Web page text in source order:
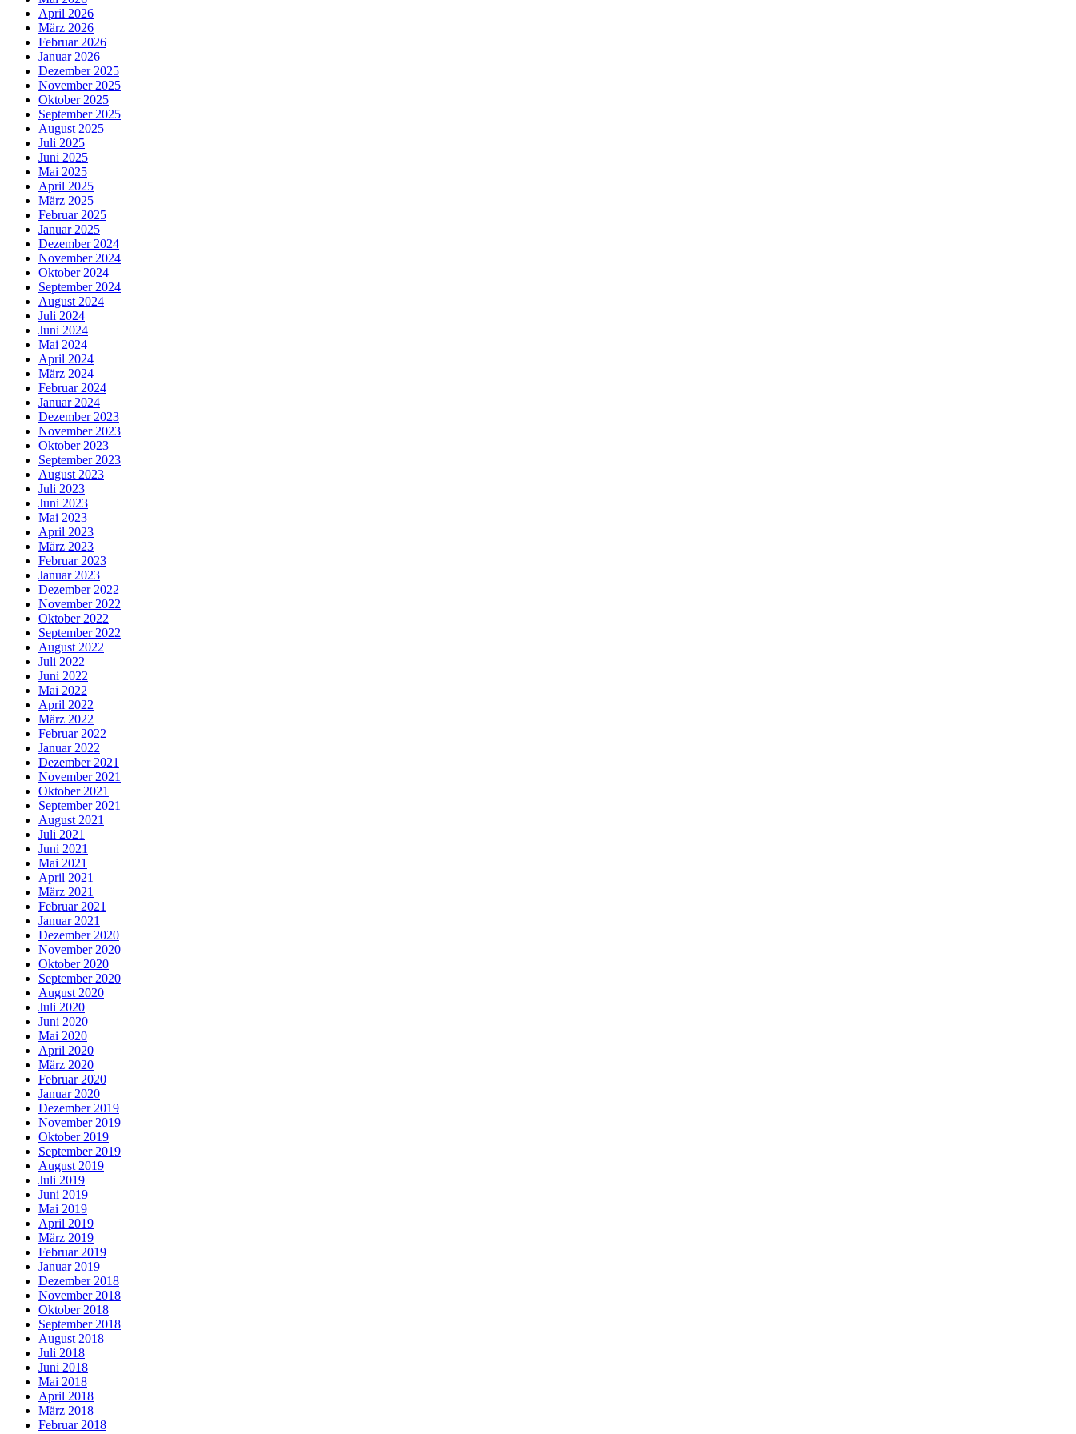
April 2026
März 2026
Februar 2026
Januar 2026
Dezember 2025
November 2025
Oktober 2025
September 2025
August 2025
Juli 2025
Juni 2025
Mai 2025
April 2025
März 2025
Februar 2025
Januar 2025
Dezember 2024
November 2024
Oktober 2024
September 2024
August 2024
Juli 2024
Juni 2024
Mai 2024
April 2024
März 2024
Februar 2024
Januar 2024
Dezember 2023
November 2023
Oktober 2023
September 2023
August 2023
Juli 2023
Juni 2023
Mai 2023
April 2023
März 2023
Februar 2023
Januar 2023
Dezember 2022
November 2022
Oktober 2022
September 2022
August 2022
Juli 2022
Juni 2022
Mai 2022
April 2022
März 2022
Februar 2022
Januar 2022
Dezember 2021
November 2021
Oktober 2021
September 2021
August 2021
Juli 2021
Juni 2021
Mai 2021
April 2021
März 2021
Februar 2021
Januar 2021
Dezember 2020
November 2020
Oktober 2020
September 2020
August 2020
Juli 2020
Juni 2020
Mai 2020
April 2020
März 2020
Februar 2020
Januar 2020
Dezember 2019
November 2019
Oktober 2019
September 2019
August 2019
Juli 2019
Juni 2019
Mai 2019
April 2019
März 2019
Februar 2019
Januar 2019
Dezember 2018
November 2018
Oktober 2018
September 2018
August 2018
Juli 2018
Juni 2018
Mai 2018
April 2018
März 2018
Februar 2018